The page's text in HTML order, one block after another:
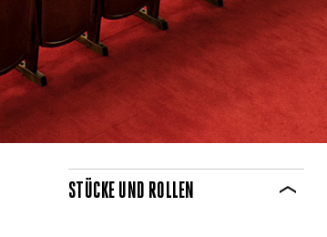
STÜCKE UND ROLLEN